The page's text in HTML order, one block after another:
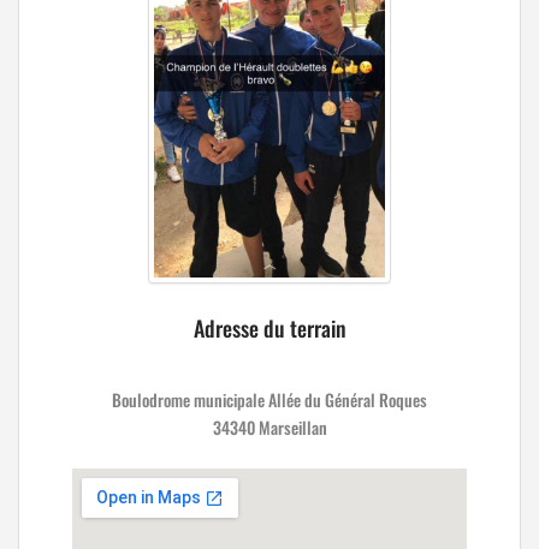
Adresse du terrain
Boulodrome municipale Allée du Général Roques
34340 Marseillan